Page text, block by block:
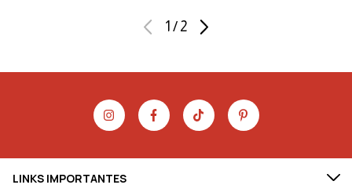
1 / 2
LINKS IMPORTANTES